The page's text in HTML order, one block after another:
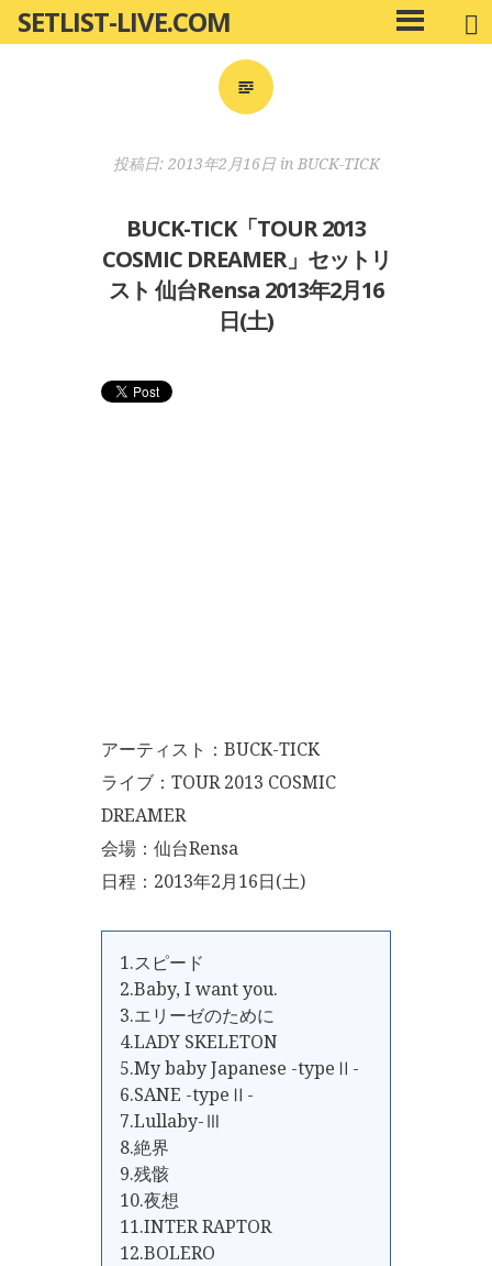
ン
SETLIST-LIVE.COM
メ
イ
投稿日: 2013年2月16日in BUCK-TICK
BUCK-TICK「TOUR 2013
COSMIC DREAMER」セットリ
スト 仙台Rensa 2013年2月16
日(土)
アーティスト：BUCK-TICK
ライブ：TOUR 2013 COSMIC
DREAMER
会場：仙台Rensa
日程：2013年2月16日(土)
1.スピード
2.Baby, I want you.
3.エリーゼのために
4.LADY SKELETON
5.My baby Japanese -typeⅡ-
6.SANE -typeⅡ-
7.Lullaby-Ⅲ
8.絶界
9.残骸
10.夜想
11.INTER RAPTOR
12.BOLERO